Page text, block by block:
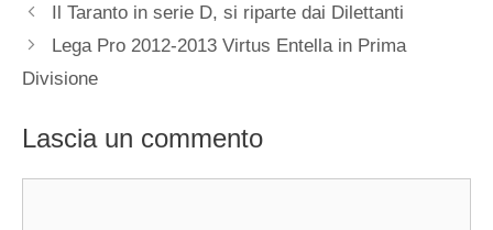
Il Taranto in serie D, si riparte dai Dilettanti
Lega Pro 2012-2013 Virtus Entella in Prima
Divisione
Lascia un commento